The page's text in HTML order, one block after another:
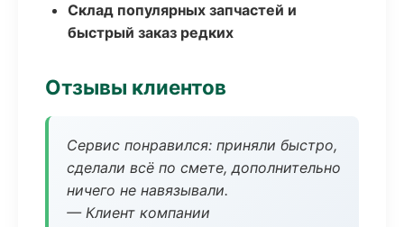
Склад популярных запчастей и
быстрый заказ редких
Отзывы клиентов
Сервис понравился: приняли быстро,
сделали всё по смете, дополнительно
ничего не навязывали.
— Клиент компании